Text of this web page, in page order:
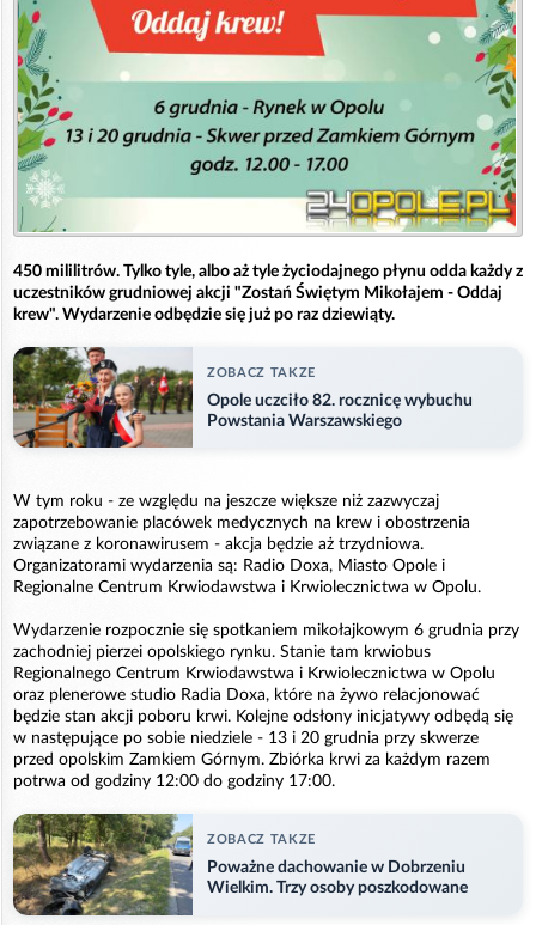
450 mililitrów. Tylko tyle, albo aż tyle życiodajnego płynu odda każdy z
uczestników grudniowej akcji "Zostań Świętym Mikołajem - Oddaj
krew". Wydarzenie odbędzie się już po raz dziewiąty.
ZOBACZ TAKZE
Opole uczciło 82. rocznicę wybuchu
Powstania Warszawskiego
W tym roku - ze względu na jeszcze większe niż zazwyczaj
zapotrzebowanie placówek medycznych na krew i obostrzenia
związane z koronawirusem - akcja będzie aż trzydniowa.
Organizatorami wydarzenia są: Radio Doxa, Miasto Opole i
Regionalne Centrum Krwiodawstwa i Krwiolecznictwa w Opolu.
Wydarzenie rozpocznie się spotkaniem mikołajkowym 6 grudnia przy
zachodniej pierzei opolskiego rynku. Stanie tam krwiobus
Regionalnego Centrum Krwiodawstwa i Krwiolecznictwa w Opolu
oraz plenerowe studio Radia Doxa, które na żywo relacjonować
będzie stan akcji poboru krwi. Kolejne odsłony inicjatywy odbędą się
w następujące po sobie niedziele - 13 i 20 grudnia przy skwerze
przed opolskim Zamkiem Górnym. Zbiórka krwi za każdym razem
potrwa od godziny 12:00 do godziny 17:00.
ZOBACZ TAKZE
Poważne dachowanie w Dobrzeniu
Wielkim. Trzy osoby poszkodowane